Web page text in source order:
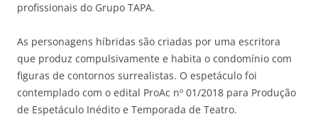
profissionais do Grupo TAPA.
As personagens híbridas são criadas por uma escritora
que produz compulsivamente e habita o condomínio com
figuras de contornos surrealistas. O espetáculo foi
contemplado com o edital ProAc nº 01/2018 para Produção
de Espetáculo Inédito e Temporada de Teatro.